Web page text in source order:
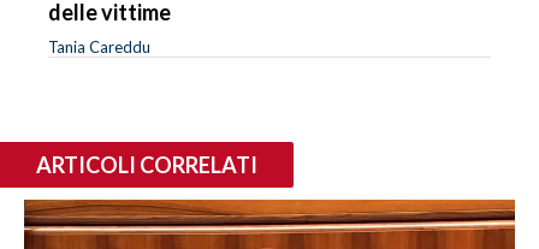
delle vittime
Tania Careddu
ARTICOLI CORRELATI